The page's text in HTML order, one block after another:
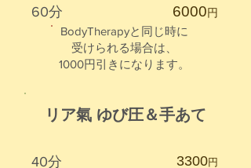
​60分
6000円
BodyTherapyと同じ時に
受けられる場合は、
​1000円引きになります。
​リア氣 ゆび圧＆手あて
40分​
​3300円